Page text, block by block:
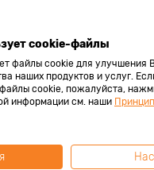
cookie-файлы
файлы cookie для улучшения
наших продуктов и услуг.
cookie, пожалуйста,
информации см. наши